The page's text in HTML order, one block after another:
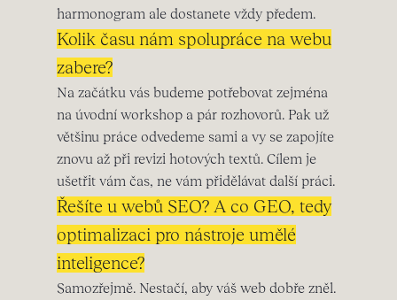
harmonogram ale dostanete vždy předem.
Kolik času nám spolupráce na webu
zabere?
Na začátku vás budeme potřebovat zejména
na úvodní workshop a pár rozhovorů. Pak už
většinu práce odvedeme sami a vy se zapojíte
znovu až při revizi hotových textů. Cílem je
ušetřit vám čas, ne vám přidělávat další práci.
Řešíte u webů SEO? A co GEO, tedy
optimalizaci pro nástroje umělé
inteligence?
Samozřejmě. Nestačí, aby váš web dobře zněl.